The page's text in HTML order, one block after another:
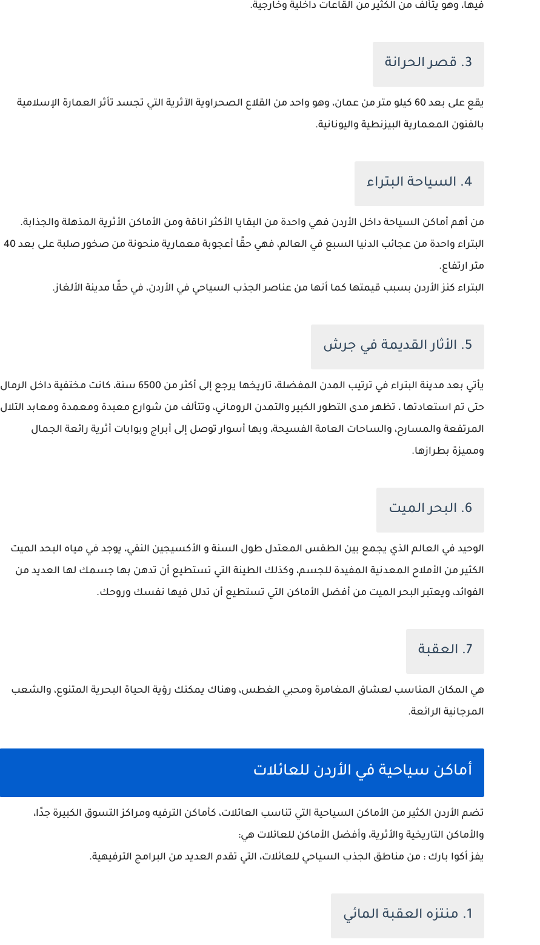
فيها، وهو يتألف من الكثير من القاعات داخلية وخارجية.
3. قصر الحرانة
يقع على بعد 60 كيلو متر من عمان، وهو واحد من القلاع الصحراوية الآثرية التي تجسد تأثر العمارة الإسلامية
بالفنون المعمارية البيزنطية واليونانية.
4. السياحة البتراء
من أهم أماكن السياحة داخل الأردن فهي واحدة من البقايا الأكثر اناقة ومن الأماكن الأثرية المذهلة والجذابة.
البتراء واحدة من عجائب الدنيا السبع في العالم، فهي حقًا أعجوبة معمارية منحونة من صخور صلبة على بعد 40
متر ارتفاع.
البتراء كنز الأردن بسبب قيمتها كما أنها من عناصر الجذب السياحي في الأردن، في حقًا مدينة الألغاز.
5. الأثار القديمة في جرش
يأتي بعد مدينة البتراء في ترتيب المدن المفضلة، تاريخها يرجع إلى أكثر من 6500 سنة، كانت مختفية داخل الرمال
حتى تم استعادتها ، تظهر مدى التطور الكبير والتمدن الروماني، وتتألف من شوارع معبدة ومعمدة ومعابد التلال
المرتفعة والمسارح، والساحات العامة الفسيحة، وبها أسوار توصل إلى أبراج وبوابات أثرية رائعة الجمال
ومميزة بطرازها.
6. البحر الميت
الوحيد في العالم الذي يجمع بين الطقس المعتدل طول السنة و الأكسيجين النقي، يوجد في مياه البحد الميت
الكثير من الأملاح المعدنية المفيدة للجسم، وكذلك الطينة التي تستطيع أن تدهن بها جسمك لها العديد من
الفوائد، ويعتبر البحر الميت من أفضل الأماكن التي تستطيع أن تدلل فيها نفسك وروحك.
7. العقبة
هي المكان المناسب لعشاق المغامرة ومحبي الغطس، وهناك يمكنك رؤية الحياة البحرية المتنوع، والشعب
المرجانية الرائعة.
أماكن سياحية في الأردن للعائلات
تضم الأردن الكثير من الأماكن السياحية التي تناسب العائلات، كأماكن الترفيه ومراكز التسوق الكبيرة جدًا،
والأماكن التاريخية والأثرية، وأفضل الأماكن للعائلات هي:
يفز أكوا بارك : من مناطق الجذب السياحي للعائلات، التي تقدم العديد من البرامج الترفيهية.
1. منتزه العقبة المائي